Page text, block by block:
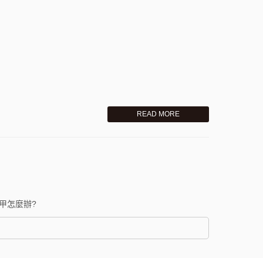
READ MORE
怎麼辦?